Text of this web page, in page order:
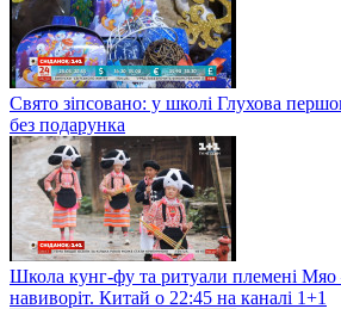
Свято зіпсовано: у школі Глухова
без подарунка
Школа кунг-фу та ритуали племені
навиворіт. Китай о 22:45 на каналі 1+1